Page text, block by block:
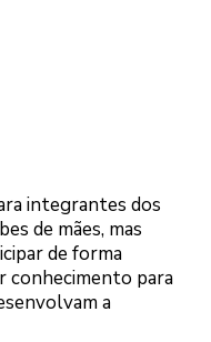
integrantes dos
de mães, mas
de forma
conhecimento para
a